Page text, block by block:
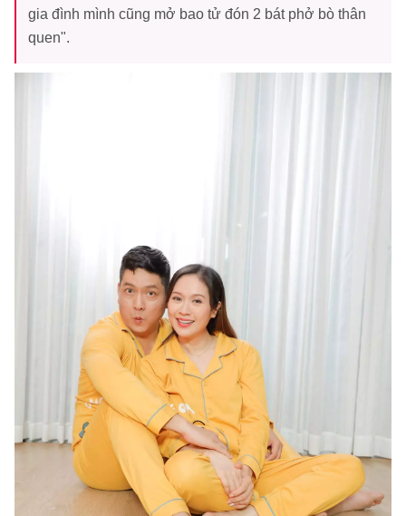
gia đình mình cũng mở bao tử đón 2 bát phở bò thân
quen".